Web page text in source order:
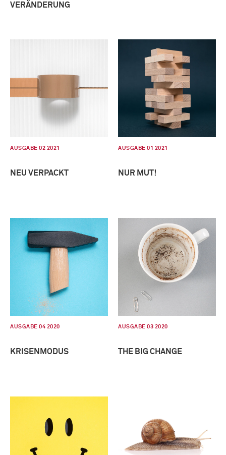
VERÄNDERUNG
AUSGABE 02 2021
NEU VERPACKT
AUSGABE 01 2021
NUR MUT!
AUSGABE 04 2020
KRISENMODUS
AUSGABE 03 2020
THE BIG CHANGE